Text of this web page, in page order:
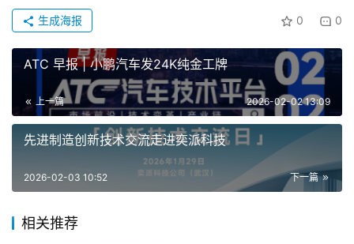
上汽通用五菱全球总销量达105792辆
量达到105，792辆，为新一年的市场征程奠定了基调。从
整体结构来看，公司呈现出清晰的“双线并行”发展态势。国
内与国际两大市场协同发力，共同支撑起十万余辆的月度销
量规模。
理想又一华为系前高管跳槽
1月29日，据南方财经网、新京报等多家媒体报道，理
想汽车前高管孙百功已加入阿维塔，任副总裁，负责营销体
0 0
生成海报
ATC 早报 | 小鹏汽车发24K纯金工牌
上一篇 2026-02-02 13:09
先进制造创新技术交流走进奕派科技
下一篇
2026-02-03 10:52
相关推荐